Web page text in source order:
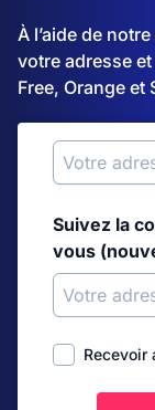
À l’aide de
votre adresse
Free, Orange et
Suivez la
vous
Recevoir